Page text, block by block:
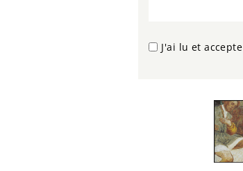
J'ai lu et accepte